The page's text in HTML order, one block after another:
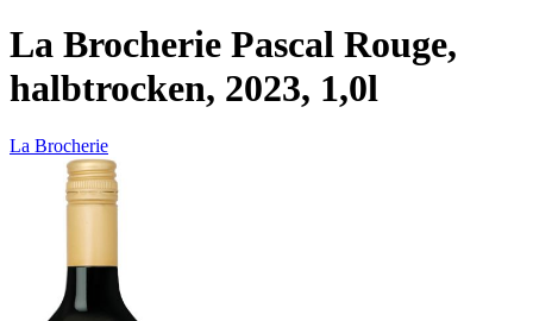
La Brocherie Pascal Rouge,
halbtrocken, 2023, 1,0l
La Brocherie